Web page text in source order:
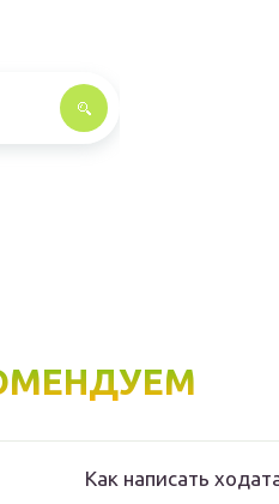
Как написать